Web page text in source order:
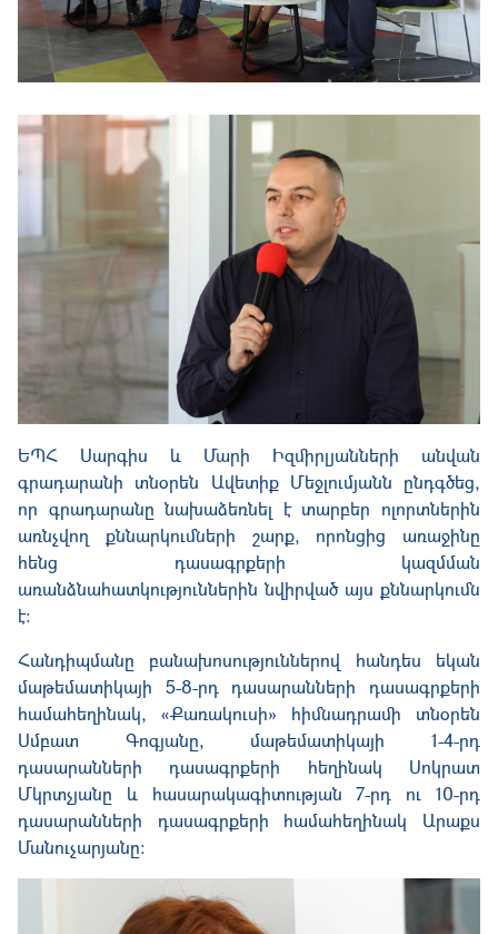
ԵՊՀ Սարգիս և Մարի Իզմիրլյանների անվան
գրադարանի տնօրեն Ավետիք Մեջլումյանն ընդգծեց,
որ գրադարանը նախաձեռնել է տարբեր ոլորտներին
առնչվող քննարկումների շարք, որոնցից առաջինը
հենց դասագրքերի կազմման
առանձնահատկություններին նվիրված այս քննարկումն
է։
Հանդիպմանը բանախոսություններով հանդես եկան
մաթեմատիկայի 5-8-րդ դասարանների դասագրքերի
համահեղինակ, «Քառակուսի» հիմնադրամի տնօրեն
Սմբատ Գոգյանը, մաթեմատիկայի 1-4-րդ
դասարանների դասագրքերի հեղինակ Սոկրատ
Մկրտչյանը և հասարակագիտության 7-րդ ու 10-րդ
դասարանների դասագրքերի համահեղինակ Արաքս
Մանուչարյանը։